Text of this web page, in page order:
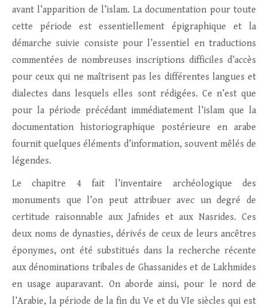
avant l’apparition de l’islam. La documentation pour toute
cette période est essentiellement épigraphique et la
démarche suivie consiste pour l’essentiel en traductions
commentées de nombreuses inscriptions difficiles d’accès
pour ceux qui ne maîtrisent pas les différentes langues et
dialectes dans lesquels elles sont rédigées. Ce n’est que
pour la période précédant immédiatement l’islam que la
documentation historiographique postérieure en arabe
fournit quelques éléments d’information, souvent mêlés de
légendes.
Le chapitre 4 fait l’inventaire archéologique des
monuments que l’on peut attribuer avec un degré de
certitude raisonnable aux Jafnides et aux Nasrides. Ces
deux noms de dynasties, dérivés de ceux de leurs ancêtres
éponymes, ont été substitués dans la recherche récente
aux dénominations tribales de Ghassanides et de Lakhmides
en usage auparavant. On aborde ainsi, pour le nord de
l’Arabie, la période de la fin du Ve et du VIe siècles qui est